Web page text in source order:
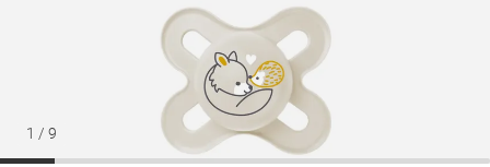
1 / 9